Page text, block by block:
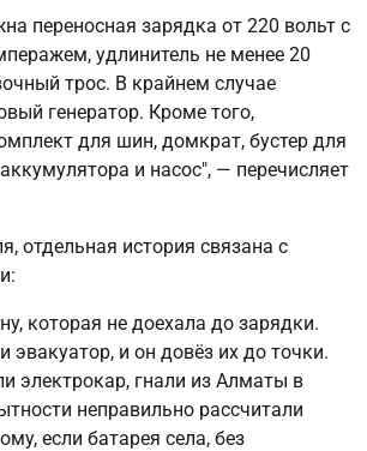
переносная зарядка от 220 вольт с
удлинитель не менее 20
трос. В крайнем случае
генератор. Кроме того,
для шин, домкрат, бустер для
и насос", — перечисляет
отдельная история связана с
которая не доехала до зарядки.
эвакуатор, и он довёз их до точки.
электрокар, гнали из Алматы в
неправильно рассчитали
если батарея села, без